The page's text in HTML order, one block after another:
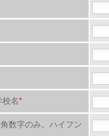
名*
数字のみ。ハイフン